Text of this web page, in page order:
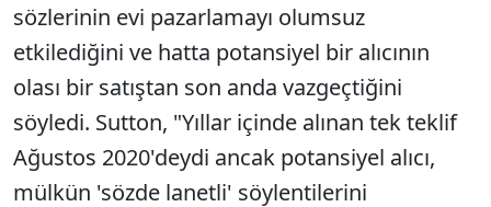
sözlerinin evi pazarlamayı olumsuz
etkilediğini ve hatta potansiyel bir alıcının
olası bir satıştan son anda vazgeçtiğini
söyledi. Sutton, "Yıllar içinde alınan tek teklif
Ağustos 2020'deydi ancak potansiyel alıcı,
mülkün 'sözde lanetli' söylentilerini